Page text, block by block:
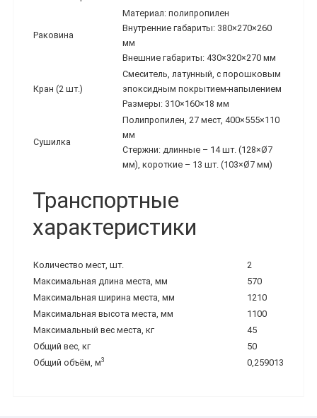
Раковина
Материал: полипропилен
Внутренние габариты: 380×270×260
мм
Внешние габариты: 430×320×270 мм
Кран (2 шт.)
Смеситель, латунный, с порошковым
эпоксидным покрытием-напылением
Размеры: 310×160×18 мм
Сушилка
Полипропилен, 27 мест, 400×555×110
мм
Стержни: длинные – 14 шт. (128×Ø7
мм), короткие – 13 шт. (103×Ø7 мм)
Транспортные
характеристики
Количество мест, шт.
2
Максимальная длина места, мм
570
Максимальная ширина места, мм
1210
Максимальная высота места, мм
1100
Максимальный вес места, кг
45
Общий вес, кг
50
Общий объём, м3 0,259013